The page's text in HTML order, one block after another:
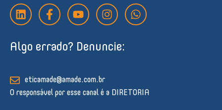
L
i
n
e
n
F
a
c
b
k
-
Y
o
u
u
I
n
s
a
m
W
h
a
Algo errado? Denuncie:
eticamade@amade.com.br
O responsável por esse canal é a DIRETORIA